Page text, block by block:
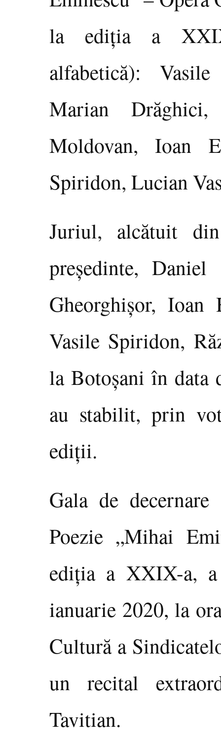
la ediţia a
alfabetică):
Marian
Moldovan, Ioan
Spiridon, Lucian
Juriul, alcătuit
preşedinte, Daniel
Gheorghişor, Ioan
Vasile Spiridon,
la Botoşani în data
au stabilit, prin
ediţii.
Gala de
Poezie „Mihai
ediţia a XXIX-a,
ianuarie 2020, la
Cultură a
un recital
Tavitian.